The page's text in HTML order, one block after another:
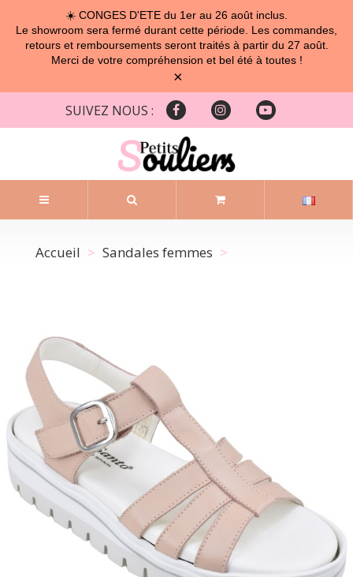
☀️ CONGES D'ETE du 1er au 26 août inclus.
Le showroom sera fermé durant cette période. Les commandes,
retours et remboursements seront traités à partir du 27 août.
Merci de votre compréhension et bel été à toutes !
×
SUIVEZ NOUS :
Accueil Sandales femmes